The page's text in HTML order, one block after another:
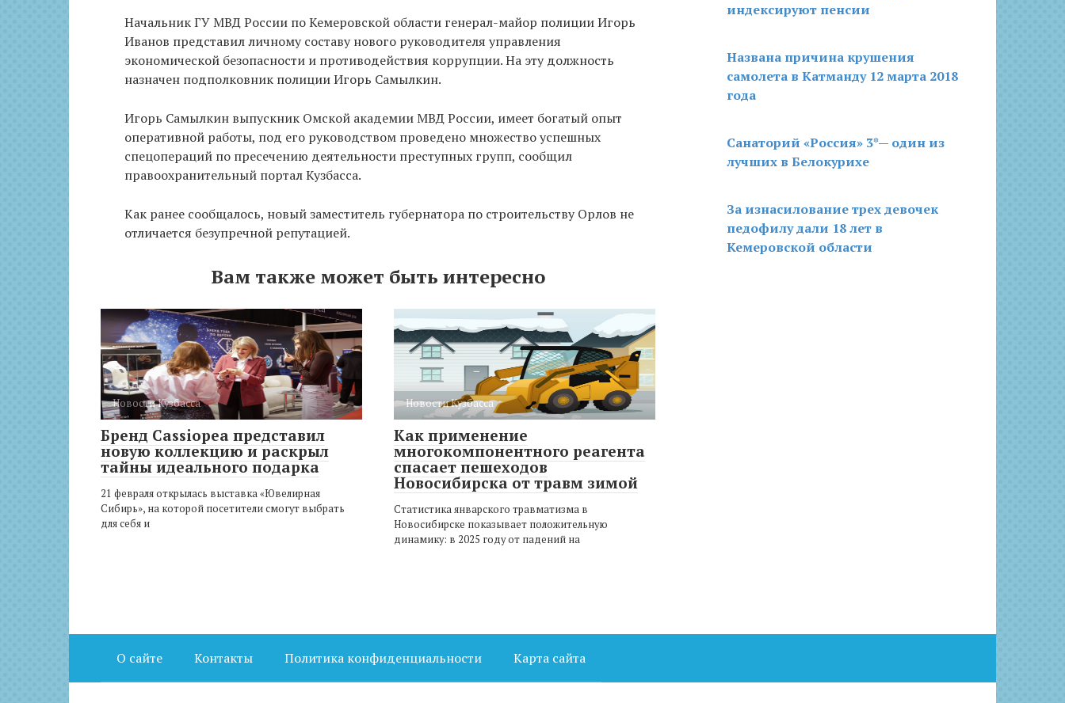
Начальник ГУ МВД России по Кемеровской области генерал-майор полиции Игорь
Иванов представил личному составу нового руководителя управления
экономической безопасности и противодействия коррупции. На эту должность
назначен подполковник полиции Игорь Самылкин.
Игорь Самылкин выпускник Омской академии МВД России, имеет богатый опыт
оперативной работы, под его руководством проведено множество успешных
спецопераций по пресечению деятельности преступных групп, сообщил
правоохранительный портал Кузбасса.
Как ранее сообщалось, новый заместитель губернатора по строительству Орлов не
отличается безупречной репутацией.
Вам также может быть интересно
Новости Кузбасса
Бренд Cassiopea представил
новую коллекцию и раскрыл
тайны идеального подарка
21 февраля открылась выставка «Ювелирная
Сибирь», на которой посетители смогут выбрать
для себя и
Новости Кузбасса
Как применение
многокомпонентного реагента
спасает пешеходов
Новосибирска от травм зимой
Статистика январского травматизма в
Новосибирске показывает положительную
динамику: в 2025 году от падений на
индексируют пенсии
Названа причина крушения
самолета в Катманду 12 марта 2018
года
Санаторий «Россия» 3*— один из
лучших в Белокурихе
За изнасилование трех девочек
педофилу дали 18 лет в
Кемеровской области
О сайте Контакты Политика конфиденциальности Карта сайта